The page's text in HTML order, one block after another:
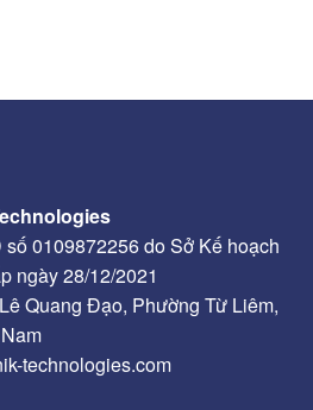
0109872256 do Sở Kế hoạch
ngày 28/12/2021
Quang Đạo, Phường Từ Liêm,
technologies.com